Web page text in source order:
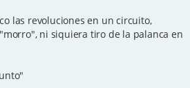
las revoluciones en un circuito,
ni siquiera tiro de la palanca en